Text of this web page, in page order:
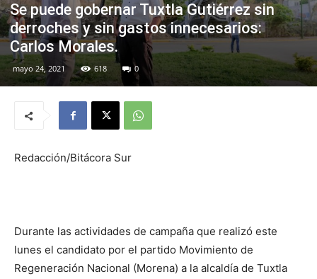
Se puede gobernar Tuxtla Gutiérrez sin
derroches y sin gastos innecesarios:
Carlos Morales.
mayo 24, 2021 618 0
Redacción/Bitácora Sur
Durante las actividades de campaña que realizó este
lunes el candidato por el partido Movimiento de
Regeneración Nacional (Morena) a la alcaldía de Tuxtla